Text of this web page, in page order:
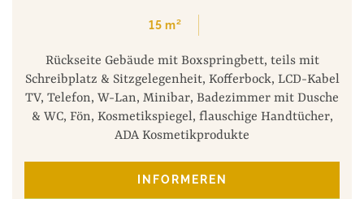
15m²
Rückseite Gebäude mit Boxspringbett, teils mit
Schreibplatz & Sitzgelegenheit, Kofferbock, LCD-Kabel
TV, Telefon, W-Lan, Minibar, Badezimmer mit Dusche
& WC, Fön, Kosmetikspiegel, flauschige Handtücher,
ADA Kosmetikprodukte
INFORMEREN